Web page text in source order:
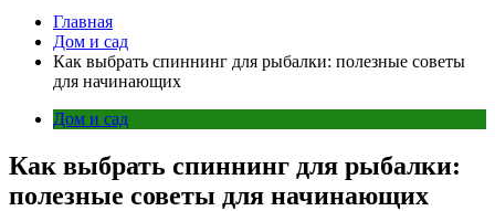
Главная
Дом и сад
Как выбрать спиннинг для рыбалки: полезные советы
для начинающих
Дом и сад
Как выбрать спиннинг для рыбалки:
полезные советы для начинающих